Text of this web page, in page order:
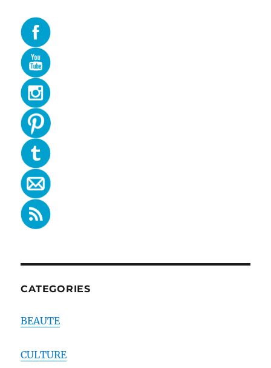
CATEGORIES
BEAUTE
CULTURE